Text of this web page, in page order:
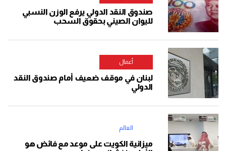
صندوق النقد الدولي يرفع الوزن النسبي
لليوان الصيني بحقوق السحب
أعمال
لبنان في موقف ضعيف أمام صندوق النقد
الدولي
العالم
ميزانية الكويت على موعد مع فائض هو